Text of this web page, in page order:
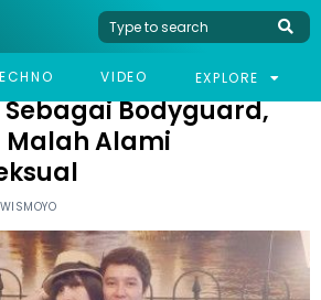
VIDEO EXPLORE
SEBAGAI BODYGUARD, LUCINTA LUNA MALAH ALAMI
Bodyguard,
Malah Alami